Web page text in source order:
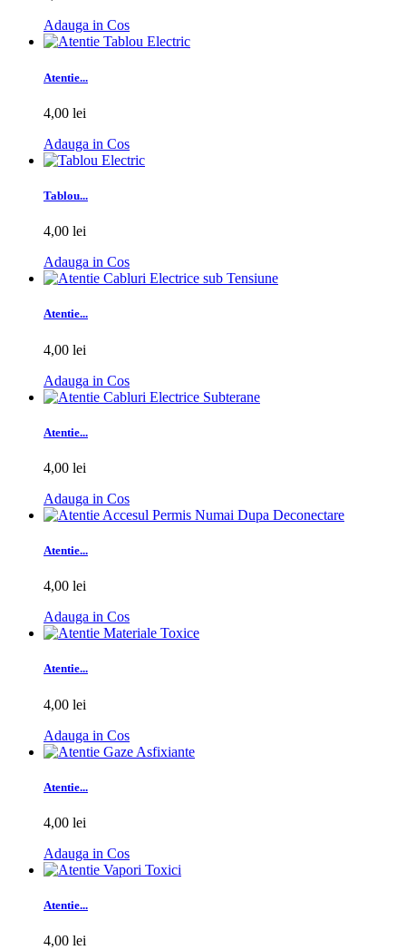
Adauga in Cos
Atentie...
4,00 lei
Adauga in Cos
Tablou...
4,00 lei
Adauga in Cos
Atentie...
4,00 lei
Adauga in Cos
Atentie...
4,00 lei
Adauga in Cos
Atentie...
4,00 lei
Adauga in Cos
Atentie...
4,00 lei
Adauga in Cos
Atentie...
4,00 lei
Adauga in Cos
Atentie...
4,00 lei